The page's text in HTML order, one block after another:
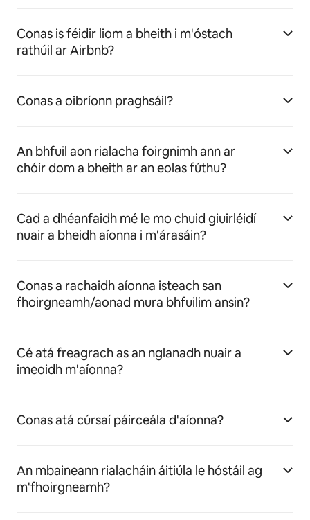
Conas is féidir liom a bheith i m'óstach
rathúil ar Airbnb?
Conas a oibríonn praghsáil?
An bhfuil aon rialacha foirgnimh ann ar
chóir dom a bheith ar an eolas fúthu?
Cad a dhéanfaidh mé le mo chuid giuirléidí
nuair a bheidh aíonna i m'árasáin?
Conas a rachaidh aíonna isteach san
fhoirgneamh/aonad mura bhfuilim ansin?
Cé atá freagrach as an nglanadh nuair a
imeoidh m'aíonna?
Conas atá cúrsaí páirceála d'aíonna?
An mbaineann rialacháin áitiúla le hóstáil ag
m'fhoirgneamh?